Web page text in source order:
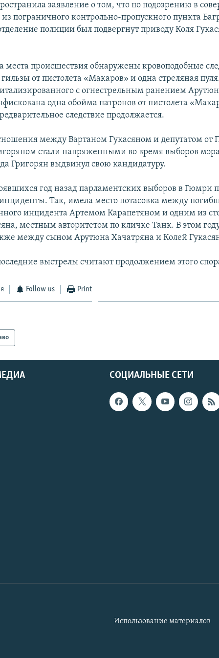
заявление о том, что по подозрению в
пограничного контрольно-пропускного пункта
полиции был подвергнут приводу Коля
места происшествия обнаружены кровоподобные
гильзы от пистолета «Макаров» и одна стреляная
с огнестрельным ранением
одна обойма патронов от пистолета
следствие продолжается.
между Вартаном Гукасяном и депутатом от
стали напряженными во время выборов
Григорян выдвинул свою кандидатуру.
год назад парламентских выборов в Гюмри
Так, имела место потасовка между
инцидента Артемом Карапетяном и одним из
местным авторитетом по кличке Танк. В этом
между сыном Арутюна Хачатряна и Колей
выстрелы считают продолжением этого
Follow us Print
СОЦИАЛЬНЫЕ СЕТИ
Использование материалов